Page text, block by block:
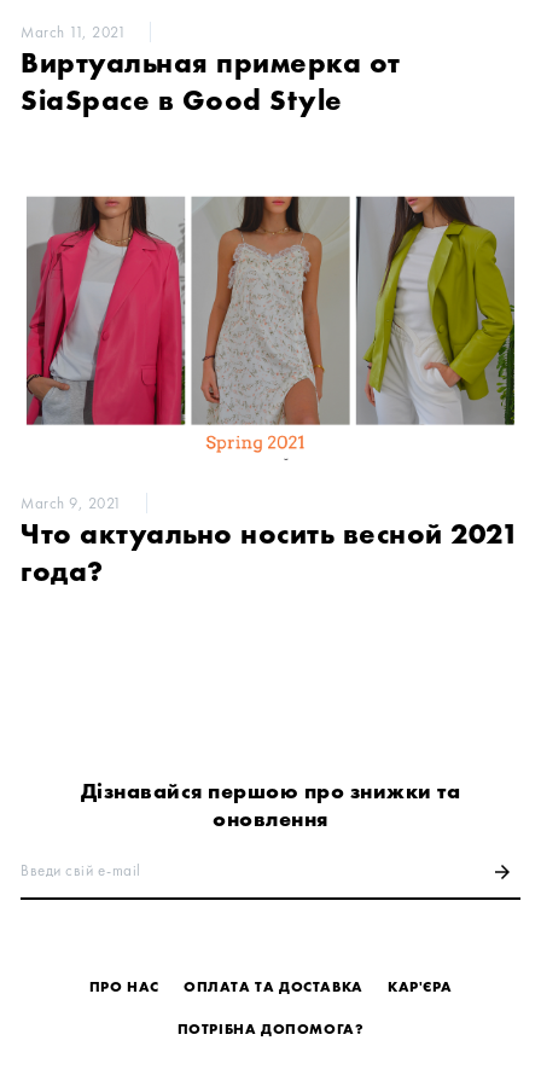
March 11, 2021
Виртуальная примерка от
SiaSpace в Good Style
March 9, 2021
Что актуально носить весной 2021
года?
Дізнавайся першою про знижки та
оновлення
Введи свій e-mail arrow_forward
ПРО НАС ОПЛАТА ТА ДОСТАВКА КАР'ЄРА
ПОТРІБНА ДОПОМОГА?